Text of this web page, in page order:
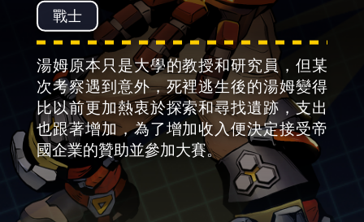
戰士
湯姆原本只是大學的教授和研究員，但某
次考察遇到意外，死裡逃生後的湯姆變得
比以前更加熱衷於探索和尋找遺跡，支出
也跟著增加，為了增加收入便決定接受帝
國企業的贊助並參加大賽。